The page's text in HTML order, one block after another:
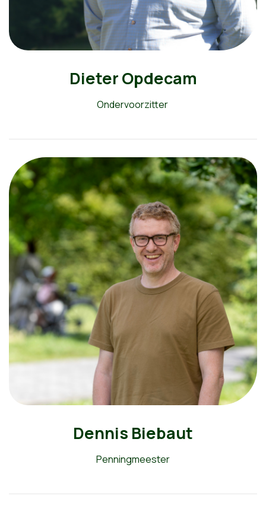
Dieter Opdecam
Ondervoorzitter
Dennis Biebaut
Penningmeester